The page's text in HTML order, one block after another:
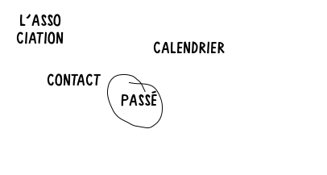
CALENDRIER
CONTACT
PASSÉ
L'ASSO
CIATION